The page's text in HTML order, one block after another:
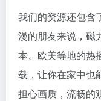
我们的资源还包含
漫的朋友来说，磁
本、欧美等地的热
载，让你在家中也
担心画质，流畅的